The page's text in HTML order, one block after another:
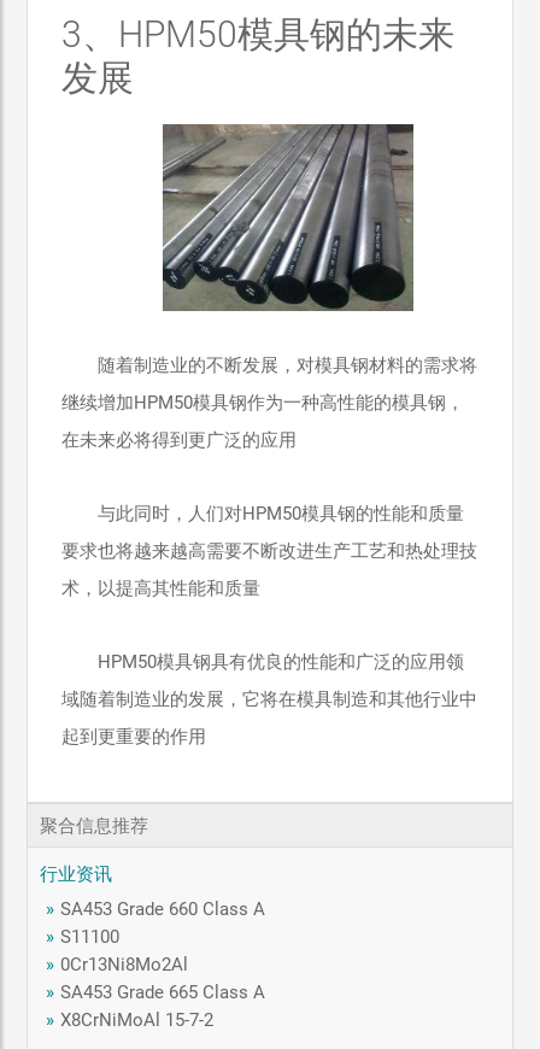
3、HPM50模具钢的未来
发展
随着制造业的不断发展，对模具钢材料的需求将
继续增加HPM50模具钢作为一种高性能的模具钢，
在未来必将得到更广泛的应用
与此同时，人们对HPM50模具钢的性能和质量
要求也将越来越高需要不断改进生产工艺和热处理技
术，以提高其性能和质量
HPM50模具钢具有优良的性能和广泛的应用领
域随着制造业的发展，它将在模具制造和其他行业中
起到更重要的作用
聚合信息推荐
行业资讯
» SA453 Grade 660 Class A
» S11100
» 0Cr13Ni8Mo2Al
» SA453 Grade 665 Class A
» X8CrNiMoAl 15-7-2